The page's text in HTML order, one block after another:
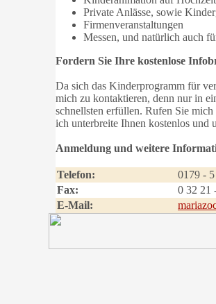
Private Anlässe, sowie
Firmenveranstaltungen
Messen, und natürlich auch
Fordern Sie Ihre kostenlose
Da sich das Kinderprogramm für
mich zu kontaktieren, denn nur in
schnellsten erfüllen. Rufen Sie
ich unterbreite Ihnen kostenlos
Anmeldung und weitere
Telefon:
0179 -
Fax:
0 32 21
E-Mail: